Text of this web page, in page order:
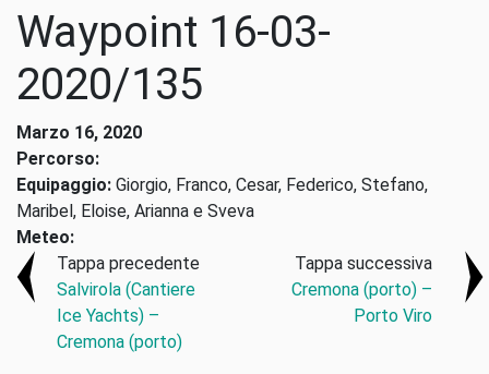
Waypoint 16-03-
2020/135
Marzo 16, 2020
Percorso:
Equipaggio: Giorgio, Franco, Cesar, Federico, Stefano,
Maribel, Eloise, Arianna e Sveva
Meteo:
Tappa precedente
Salvirola (Cantiere
Ice Yachts) –
Cremona (porto)
Tappa successiva
Cremona (porto) –
Porto Viro